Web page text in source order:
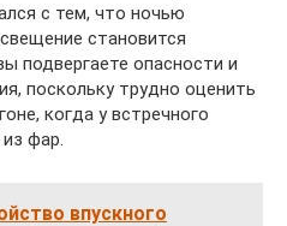
с тем, что ночью
становится
подвергаете опасности и
поскольку трудно оценить
когда у встречного
фар.
впускного